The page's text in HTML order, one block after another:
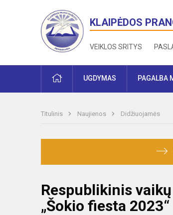
KLAIPĖDOS
VEIKLOS SRITYS
PRADŽIAUGDYMAS PAGALBA
Titulinis Naujienos Didžiuojamės
Respublikinis
„Šokio fiesta 2023“